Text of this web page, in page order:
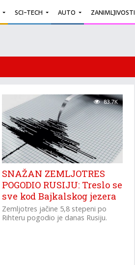
SCI-TECH AUTO ZANIMLJIVOSTI
83.7K
SNAŽAN ZEMLJOTRES
POGODIO RUSIJU: Treslo se
sve kod Bajkalskog jezera
Zemljotres jačine 5,8 stepeni po
Rihteru pogodio je danas Rusiju.